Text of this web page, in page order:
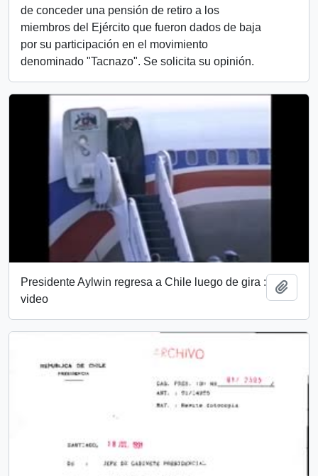
de conceder una pensión de retiro a los
miembros del Ejército que fueron dados de baja
por su participación en el movimiento
denominado "Tacnazo". Se solicita su opinión.
Presidente Aylwin regresa a Chile luego de gira :
video